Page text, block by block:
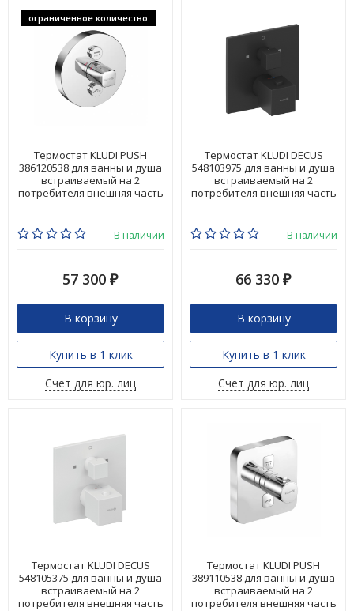
ограниченное количество
Термостат KLUDI PUSH
386120538 для ванны и душа
встраиваемый на 2
потребителя внешняя часть
В наличии
57 300 ₽
В корзину
Купить в 1 клик
Счет для юр. лиц
Термостат KLUDI DECUS
548103975 для ванны и душа
встраиваемый на 2
потребителя внешняя часть
В наличии
66 330 ₽
В корзину
Купить в 1 клик
Счет для юр. лиц
Термостат KLUDI DECUS
548105375 для ванны и душа
встраиваемый на 2
потребителя внешняя часть
Термостат KLUDI PUSH
389110538 для ванны и душа
встраиваемый на 2
потребителя внешняя часть